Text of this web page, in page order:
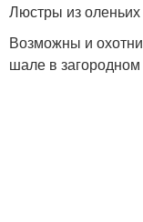
Люстры из оленьих
Возможны и
шале в